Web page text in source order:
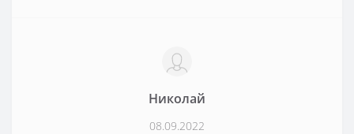
Николай
08.09.2022